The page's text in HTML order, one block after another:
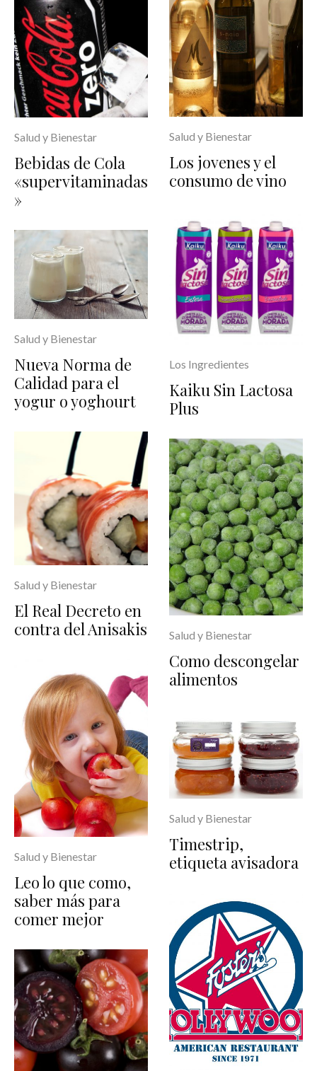
Salud y Bienestar
Bebidas de Cola
«supervitaminadas
»
Salud y Bienestar
Nueva Norma de
Calidad para el
yogur o yoghourt
Salud y Bienestar
El Real Decreto en
contra del Anisakis
Salud y Bienestar
Leo lo que como,
saber más para
comer mejor
Salud y Bienestar
Los jovenes y el
consumo de vino
Los Ingredientes
Kaiku Sin Lactosa
Plus
Salud y Bienestar
Como descongelar
alimentos
Salud y Bienestar
Timestrip,
etiqueta avisadora